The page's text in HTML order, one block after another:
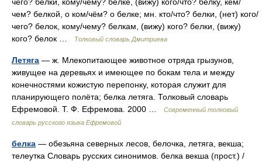
чем? белкой, о ком/чём? о белке; мн. кто/что? белки, (нет) кого/
чего? белок, кому/чему? белкам, (вижу) кого? белки, (вижу)
кого? белок …
Толковый словарь Дмитриева
Летяга — ж. Млекопитающее животное отряда грызунов,
живущее на деревьях и имеющее по бокам тела и между
конечностями кожистую перепонку, которая служит для
планирующего полёта; белка летяга. Толковый словарь
Ефремовой. Т. Ф. Ефремова. 2000 …
Современный толковый
словарь русского языка Ефремовой
белка — обезьяна северных лесов, белочка, летяга, векша;
телеутка Словарь русских синонимов. белка векша (прост.) /